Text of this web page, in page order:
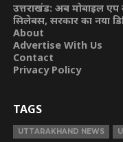
उत्तराखंड: अब मोबाइल एप
सिलेबस, सरकार का नया
About
Advertise With Us
Contact
Privacy Policy
TAGS
UTTARAKHAND NEWS